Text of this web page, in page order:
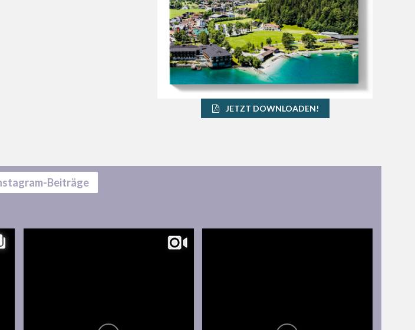
JETZT DOWNLOADEN!
Beiträge